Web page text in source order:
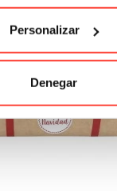
Personalizar
Denegar